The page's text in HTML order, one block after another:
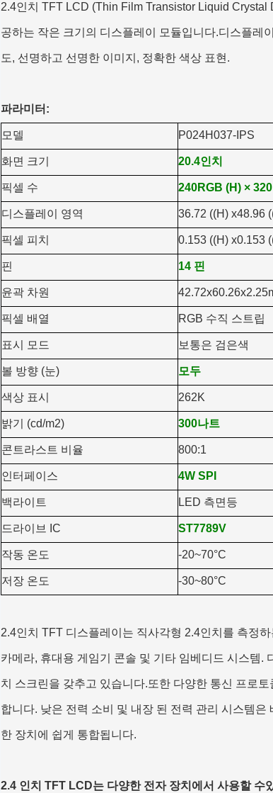
2.4인치 TFT LCD (Thin Film Transistor Liquid
공하는 작은 크기의 디스플레이 모듈입니다.디스플레
도, 선명하고 선명한 이미지, 정확한 색상 표현.
파라미터:
모델 P024H037-IPS
화면 크기 20.4인치
픽셀 수 240RGB (H) ×
디스플레이 영역 36.72 ((H) x48.96
픽셀 피치 0.153 ((H) x0.153
핀 14 핀
윤곽 차원
픽셀 배열 RGB 수직 스트립
표시 모드 보통은 검은색
볼 방향 (눈) 모두
색상 표시 262K
밝기 (cd/m2) 300나트
콘트라스트 비율 800:1
인터페이스 4W SPI
백라이트 LED 측면등
드라이브 IC ST7789V
작동 온도 -20~70°C
저장 온도 -30~80°C
2.4인치 TFT 디스플레이는 직사각형 2.4인치를 측정
카메라, 휴대용 게임기 콘솔 및 기타 임베디드 시스템.
치 스크린을 갖추고 있습니다.또한 다양한 통신 프로
합니다. 낮은 전력 소비 및 내장 된 전력 관리 시스템
한 장치에 쉽게 통합됩니다.
2.4 인치 TFT LCD는 다양한 전자 장치에서 사용할 수